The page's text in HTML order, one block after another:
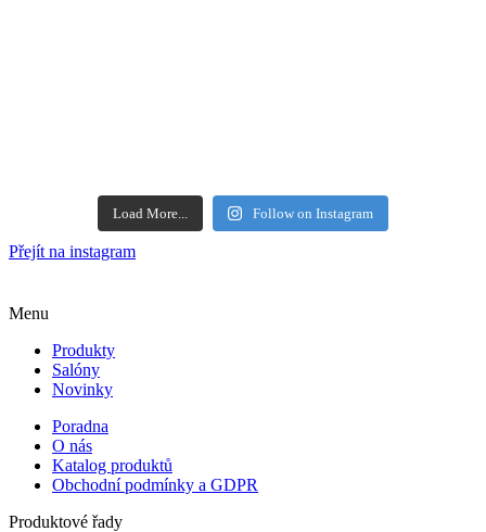
Load More... Follow on Instagram
Přejít na instagram
Menu
Produkty
Salóny
Novinky
Poradna
O nás
Katalog produktů
Obchodní podmínky a GDPR
Produktové řady